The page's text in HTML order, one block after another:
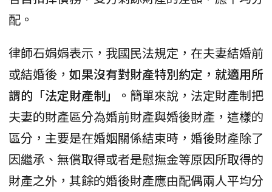
配。
律師石娟娟表示，我國民法規定，在夫妻結婚前
或結婚後， 如果沒有對財產特別約定，就適用所
謂的「法定財產制」。 簡單來說，法定財產制把
夫妻的財產區分為婚前財產與婚後財產，這樣的
區分，主要是在婚姻關係結束時，婚後財產除了
因繼承、無償取得或者是慰撫金等原因所取得的
財產之外，其餘的婚後財產應由配偶兩人平均分